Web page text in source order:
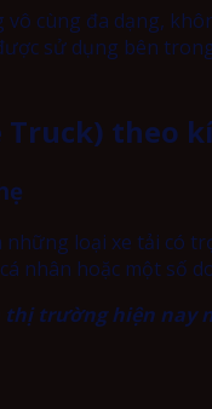
cùng đa dạng,
sử dụng bên
theo
những loại xe tải có
nhân hoặc một số
thị trường hiện nay